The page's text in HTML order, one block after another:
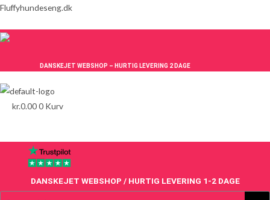
Gå
indholdet
Fluffyhundeseng.dk
DANSKEJET WEBSHOP – HURTIG LEVERING 2 DAGE
kr.0.000 Kurv
DANSKEJET WEBSHOP / HURTIG LEVERING 1-2 DAGE